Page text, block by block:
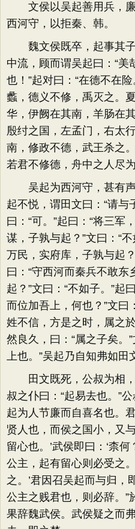
文侯以吴起善用兵，廉
西河守，以拒秦、韩。
魏文侯既卒，起事其子
中流，顾而谓吴起曰：“
也！”起对曰：“在德不在
蠡，德义不修，禹灭之。
华，伊阙在其南，羊肠在
殷纣之国，左孟门，右太
南，修政不德，武王杀之
若君不修德，舟中之人尽
吴起为西河守，甚有声
起不悦，谓田文曰：“请与
曰：“可。”起曰：“将三军
谋，子孰与起？”文曰：“
万民，实府库，子孰与起
曰：“守西河而秦兵不敢东
起？”文曰：“不如子。”起
而位加吾上，何也？”文曰
姓不信，方是之时，属之
然良久，曰：“属之子矣。
上也。”吴起乃自知弗如田
田文既死，公叔为相，
叔之仆曰：“起易去也。”
起为人节廉而自喜名也。
贤人也，而侯之国小，又
留心也。’武侯即曰：‘柰
公主，起有留心则必受之
之。’君因召吴起而与归
公主之贱君也，则必辞。”
果辞魏武侯。武侯疑之而